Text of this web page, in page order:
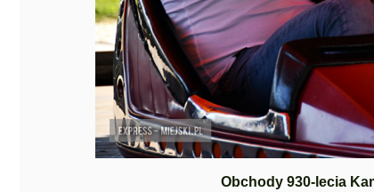
Obchody 930-lecia